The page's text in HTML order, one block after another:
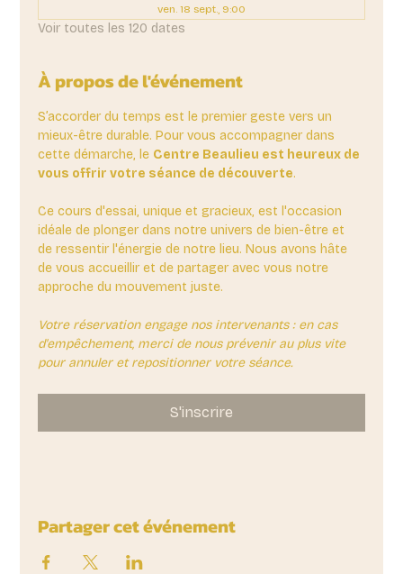
ven. 18 sept., 9:00
Voir toutes les 120 dates
À propos de l'événement
S’accorder du temps est le premier geste vers un
mieux-être durable. Pour vous accompagner dans
cette démarche, le Centre Beaulieu est heureux de
vous offrir votre séance de découverte.
Ce cours d'essai, unique et gracieux, est l'occasion
idéale de plonger dans notre univers de bien-être et
de ressentir l'énergie de notre lieu. Nous avons hâte
de vous accueillir et de partager avec vous notre
approche du mouvement juste.
Votre réservation engage nos intervenants : en cas
d'empêchement, merci de nous prévenir au plus vite
pour annuler et repositionner votre séance.
S'inscrire
Partager cet événement